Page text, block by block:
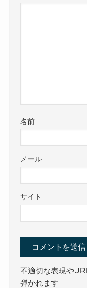
名前
メール
サイト
不適切な表現や
弾かれます